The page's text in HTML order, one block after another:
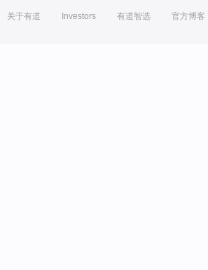
关于有道 Investors 有道智选 官方博客